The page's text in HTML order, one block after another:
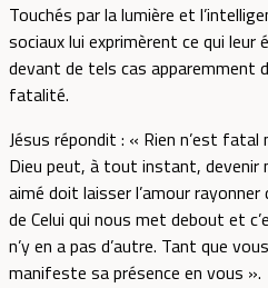
Touchés par la lumière et
sociaux lui exprimèrent ce qui
devant de tels cas apparemment
fatalité.
Jésus répondit : « Rien n’est
Dieu peut, à tout instant, devenir
aimé doit laisser l’amour rayonner
de Celui qui nous met debout et
n’y en a pas d’autre. Tant que
manifeste sa présence en vous ».